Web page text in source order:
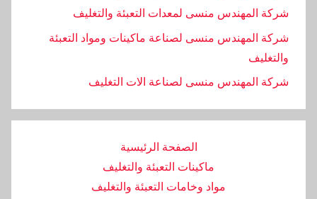
شركة المهندس منسى لمعدات التعبئة والتغليف
شركة المهندس منسى لصناعة ماكينات ومواد التعبئة
والتغليف
‏شركة المهندس منسى لصناعة الات التغليف
الصفحة الرئيسية
ماكينات التعبئة والتغليف
مواد وخامات التعبئة والتغليف